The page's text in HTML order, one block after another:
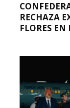
RECHAZA
FLORES EN